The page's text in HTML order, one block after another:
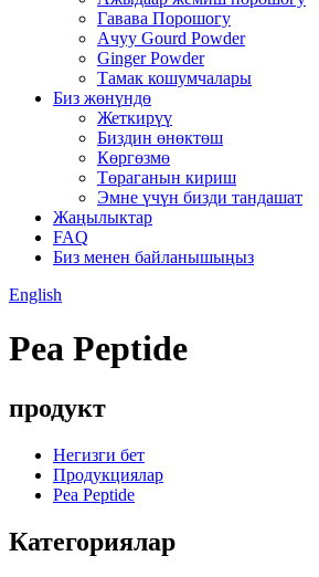
Гавава Порошогу
Ачуу Gourd Powder
Ginger Powder
Тамак кошумчалары
Биз жөнүндө
Жеткирүү
Биздин өнөктөш
Көргөзмө
Төраганын кириш
Эмне үчүн бизди тандашат
Жаңылыктар
FAQ
Биз менен байланышыңыз
English
Pea Peptide
продукт
Негизги бет
Продукциялар
Pea Peptide
Категориялар